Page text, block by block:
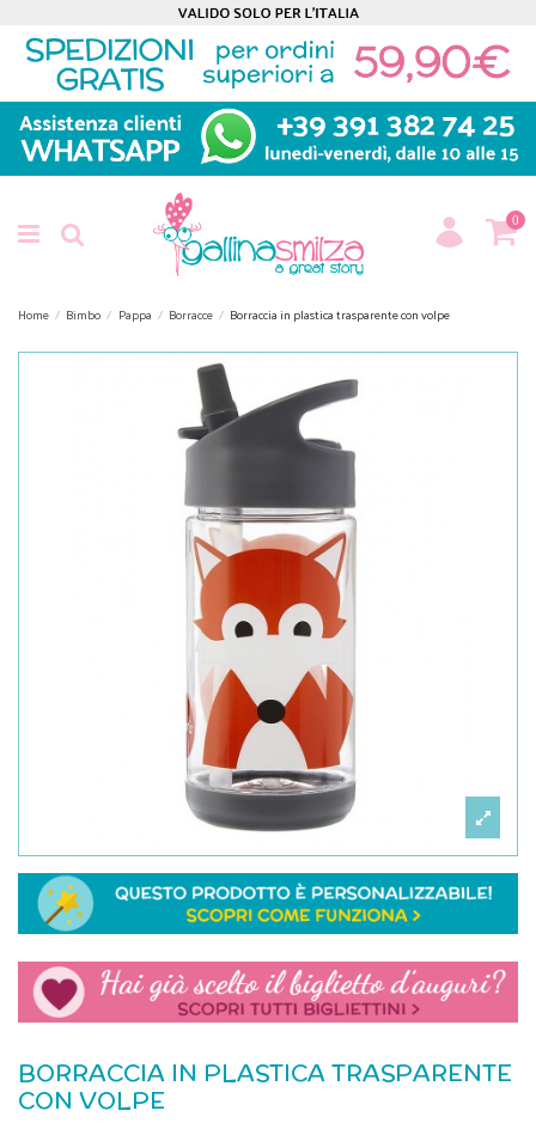
0
Home Bimbo Pappa Borracce Borraccia in plastica trasparente con volpe
BORRACCIA IN PLASTICA TRASPARENTE
CON VOLPE